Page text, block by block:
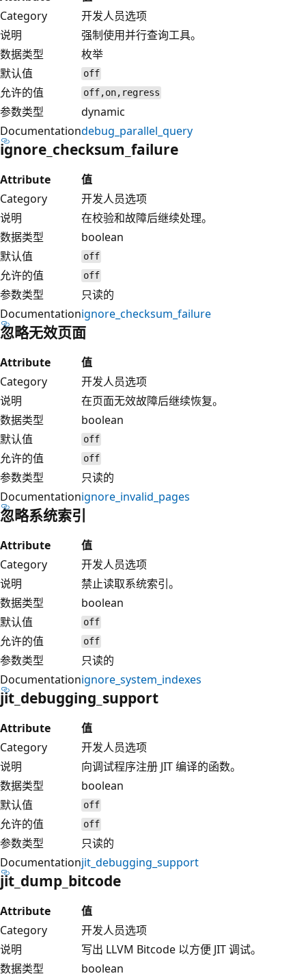
Category
开发人员选项
说明
强制使用并行查询工具。
数据类型
枚举
默认值
off
允许的值 off,on,regress
参数类型
dynamic
Documentationdebug_parallel_query
ignore_checksum_failure
Attribute
值
Category
开发人员选项
说明
在校验和故障后继续处理。
数据类型
boolean
默认值
off
允许的值 off
参数类型
只读的
Documentationignore_checksum_failure
忽略无效页面
Attribute
值
Category
开发人员选项
说明
在页面无效故障后继续恢复。
数据类型
boolean
默认值
off
允许的值 off
参数类型
只读的
Documentationignore_invalid_pages
忽略系统索引
Attribute
值
Category
开发人员选项
说明
禁止读取系统索引。
数据类型
boolean
默认值
off
允许的值 off
参数类型
只读的
Documentationignore_system_indexes
jit_debugging_support
Attribute
值
Category
开发人员选项
说明
向调试程序注册 JIT 编译的函数。
数据类型
boolean
默认值
off
允许的值 off
参数类型
只读的
Documentationjit_debugging_support
jit_dump_bitcode
Attribute
值
Category
开发人员选项
说明
写出 LLVM Bitcode 以方便 JIT 调试。
数据类型
boolean